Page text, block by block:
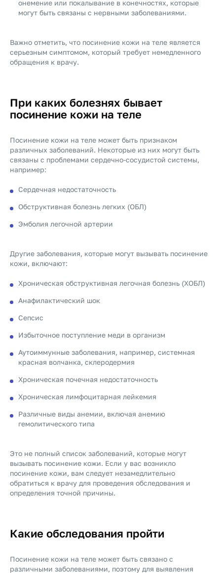
онемение или покалывание в конечностях, которые
могут быть связаны с нервными заболеваниями.
Важно отметить, что посинение кожи на теле является
серьезным симптомом, который требует немедленного
обращения к врачу.
При каких болезнях бывает
посинение кожи на теле
Посинение кожи на теле может быть признаком
различных заболеваний. Некоторые из них могут быть
связаны с проблемами сердечно-сосудистой системы,
например:
Сердечная недостаточность
Обструктивная болезнь легких (ОБЛ)
Эмболия легочной артерии
Другие заболевания, которые могут вызывать посинение
кожи, включают:
Хроническая обструктивная легочная болезнь (ХОБЛ)
Анафилактический шок
Сепсис
Избыточное поступление меди в организм
Аутоиммунные заболевания, например, системная
красная волчанка, склеродермия
Хроническая почечная недостаточность
Хроническая лимфоцитарная лейкемия
Различные виды анемии, включая анемию
гемолитического типа
Это не полный список заболеваний, которые могут
вызывать посинение кожи. Если у вас возникло
посинение кожи, вам следует незамедлительно
обратиться к врачу для проведения обследования и
определения точной причины.
Какие обследования пройти
Посинение кожи на теле может быть связано с
различными заболеваниями, поэтому для выявления